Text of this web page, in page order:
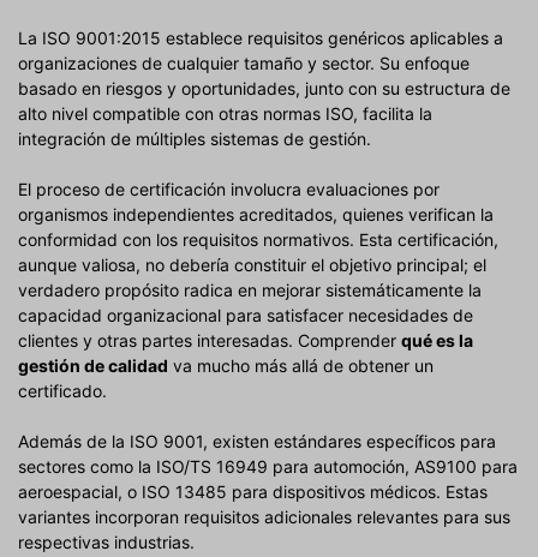
La ISO 9001:2015 establece requisitos genéricos aplicables a
organizaciones de cualquier tamaño y sector. Su enfoque
basado en riesgos y oportunidades, junto con su estructura de
alto nivel compatible con otras normas ISO, facilita la
integración de múltiples sistemas de gestión.
El proceso de certificación involucra evaluaciones por
organismos independientes acreditados, quienes verifican la
conformidad con los requisitos normativos. Esta certificación,
aunque valiosa, no debería constituir el objetivo principal; el
verdadero propósito radica en mejorar sistemáticamente la
capacidad organizacional para satisfacer necesidades de
clientes y otras partes interesadas. Comprender qué es la
gestión de calidad va mucho más allá de obtener un
certificado.
Además de la ISO 9001, existen estándares específicos para
sectores como la ISO/TS 16949 para automoción, AS9100 para
aeroespacial, o ISO 13485 para dispositivos médicos. Estas
variantes incorporan requisitos adicionales relevantes para sus
respectivas industrias.